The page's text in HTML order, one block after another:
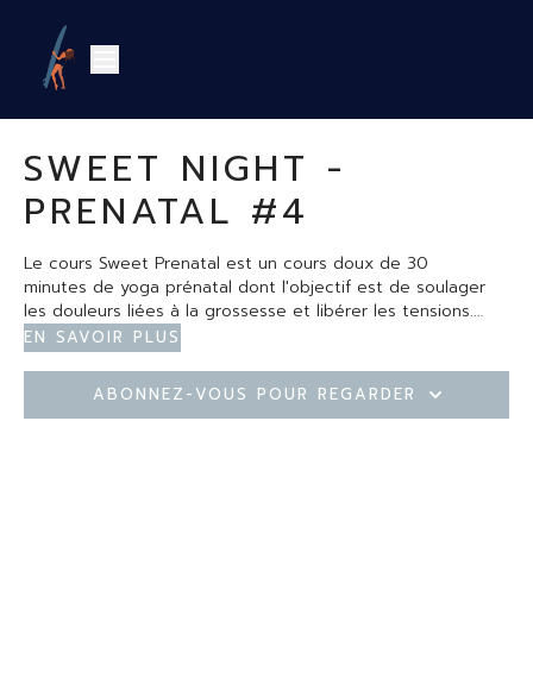
SWEET NIGHT -
PRENATAL #4
Le cours Sweet Prenatal est un cours doux de 30
minutes de yoga prénatal dont l'objectif est de soulager
les douleurs liées à la grossesse et libérer les tensions.
Attention, vous devez bien avoir l'accord de votre médecin
pour pratiquer.
En savoir plus
Abonnez-vous pour regarder